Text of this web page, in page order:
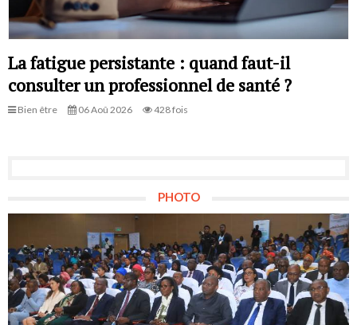
La fatigue persistante : quand faut-il
consulter un professionnel de santé ?
Bien être 06 Aoû 2026 428 fois
PHOTO